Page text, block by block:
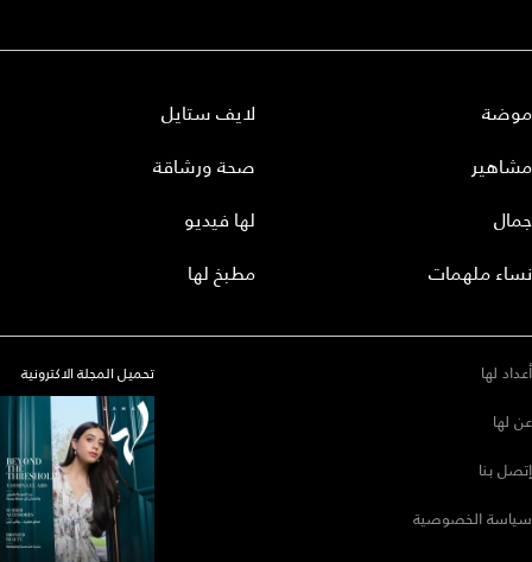
موضة
مشاهير
جمال
نساء ملهمات
لايف ستايل
صحة ورشاقة
لها فيديو
مطبخ لها
أعداد لها
عن لها
إتصل بنا
سياسة الخصوصية
تحميل المجلة الاكترونية